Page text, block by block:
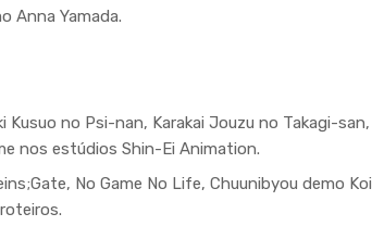
Anna Yamada.
Kusuo no Psi-nan, Karakai Jouzu no Takagi-
nos estúdios Shin-Ei Animation.
No Game No Life, Chuunibyou demo